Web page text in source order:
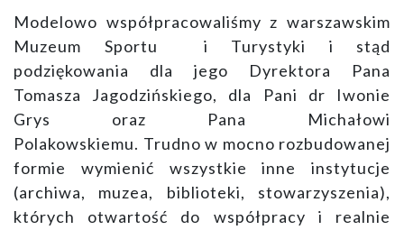
Modelowo współpracowaliśmy z warszawskim
Muzeum Sportu i Turystyki i stąd
podziękowania dla jego Dyrektora Pana
Tomasza Jagodzińskiego, dla Pani dr Iwonie
Grys oraz Pana Michałowi
Polakowskiemu. Trudno w mocno rozbudowanej
formie wymienić wszystkie inne instytucje
(archiwa, muzea, biblioteki, stowarzyszenia),
których otwartość do współpracy i realnie